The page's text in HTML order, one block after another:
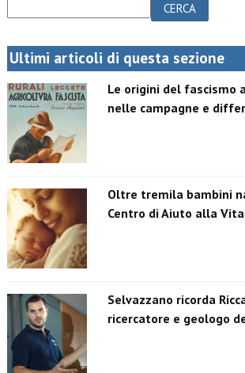
CERCA
Ultimi articoli di questa sezione
Le origini del fascismo
nelle campagne e
Oltre tremila bambini
Centro di Aiuto alla
Selvazzano ricorda
ricercatore e geologo